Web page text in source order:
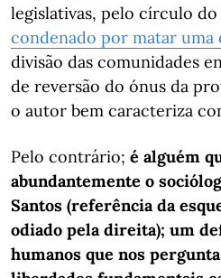
legislativas, pelo círculo
condenado por matar uma
divisão das comunidades
de reversão do ónus da
o autor bem caracteriza
Pelo contrário; é alguém
abundantemente o
Santos (referência da
odiado pela direita); um
humanos que nos